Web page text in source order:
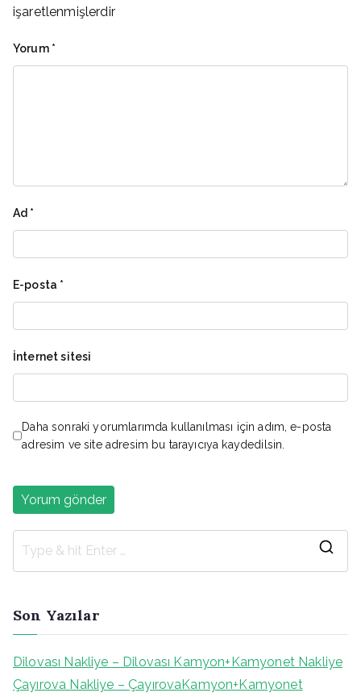
işaretlenmişlerdir
Yorum *
Ad *
E-posta *
İnternet sitesi
Daha sonraki yorumlarımda kullanılması için adım, e-posta
adresim ve site adresim bu tarayıcıya kaydedilsin.
Son Yazılar
Dilovası Nakliye – Dilovası Kamyon+Kamyonet Nakliye
Çayırova Nakliye – ÇayırovaKamyon+Kamyonet